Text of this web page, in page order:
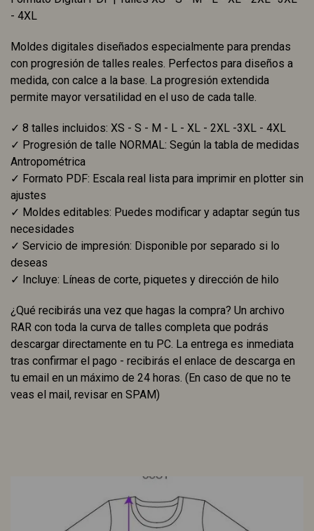
- 4XL
Moldes digitales diseñados especialmente para prendas
con progresión de talles reales. Perfectos para diseños a
medida, con calce a la base. La progresión extendida
permite mayor versatilidad en el uso de cada talle.
✓ 8 talles incluidos: XS - S - M - L - XL - 2XL -3XL - 4XL
✓ Progresión de talle NORMAL: Según la tabla de medidas
Antropométrica
✓ Formato PDF: Escala real lista para imprimir en plotter sin
ajustes
✓ Moldes editables: Puedes modificar y adaptar según tus
necesidades
✓ Servicio de impresión: Disponible por separado si lo
deseas
✓ Incluye: Líneas de corte, piquetes y dirección de hilo
¿Qué recibirás una vez que hagas la compra? Un archivo
RAR con toda la curva de talles completa que podrás
descargar directamente en tu PC. La entrega es inmediata
tras confirmar el pago - recibirás el enlace de descarga en
tu email en un máximo de 24 horas. (En caso de que no te
veas el mail, revisar en SPAM)